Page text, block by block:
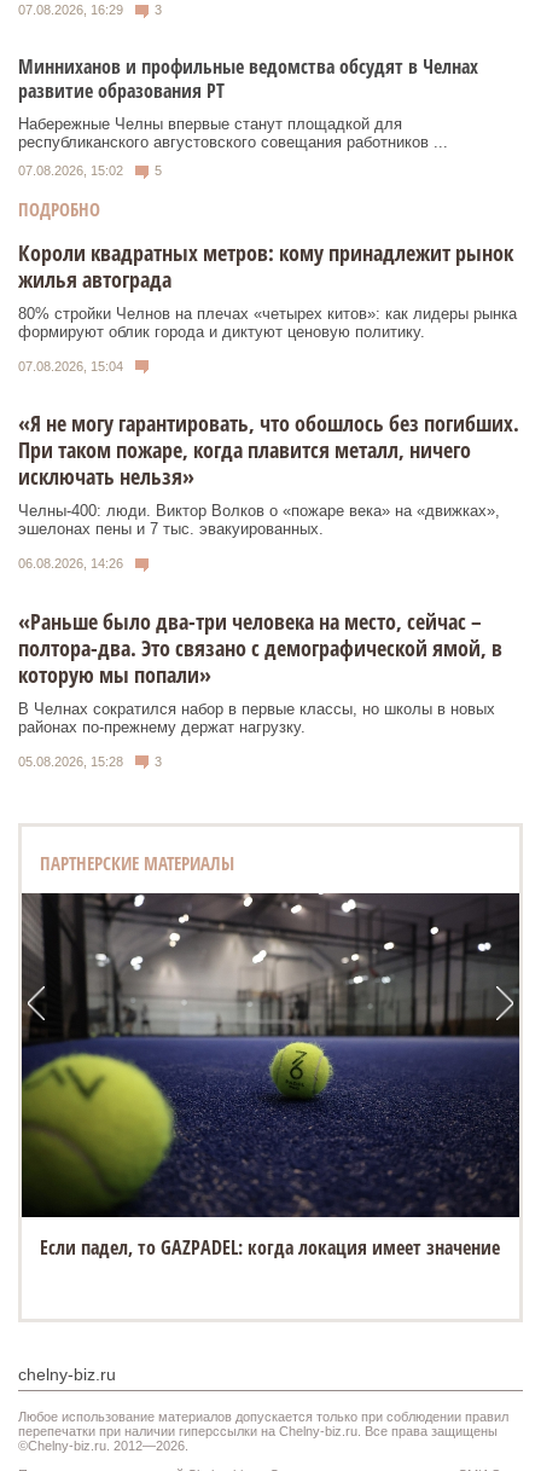
07.08.2026, 16:29 3
Минниханов и профильные ведомства обсудят в Челнах
развитие образования РТ
Набережные Челны впервые станут площадкой для
республиканского августовского совещания работников ...
07.08.2026, 15:02 5
ПОДРОБНО
Короли квадратных метров: кому принадлежит рынок
жилья автограда
80% стройки Челнов на плечах «четырех китов»: как лидеры рынка
формируют облик города и диктуют ценовую политику.
07.08.2026, 15:04
«Я не могу гарантировать, что обошлось без погибших.
При таком пожаре, когда плавится металл, ничего
исключать нельзя»
Челны-400: люди. Виктор Волков о «пожаре века» на «движках»,
эшелонах пены и 7 тыс. эвакуированных.
06.08.2026, 14:26
«Раньше было два-три человека на место, сейчас –
полтора-два. Это связано с демографической ямой, в
которую мы попали»
В Челнах сократился набор в первые классы, но школы в новых
районах по-прежнему держат нагрузку.
05.08.2026, 15:28 3
ПАРТНЕРСКИЕ МАТЕРИАЛЫ
Если падел, то GAZPADEL: когда локация имеет значение
chelny-biz.ru
Любое использование материалов допускается только при соблюдении правил
перепечатки при наличии гиперссылки на Chelny-biz.ru. Все права защищены
©Chelny-biz.ru. 2012—2026.